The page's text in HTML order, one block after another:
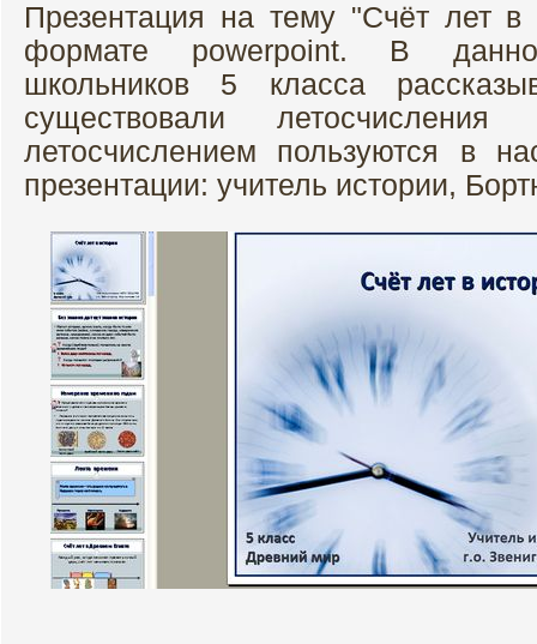
Презентация на тему "Счёт лет в
формате powerpoint. В
школьников 5 класса
существовали
летосчислением пользуются в
презентации: учитель истории,